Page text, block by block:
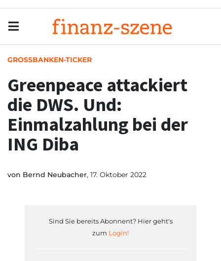
GROSSBANKEN-TICKER
Greenpeace attackiert
die DWS. Und:
Einmalzahlung bei der
ING Diba
von Bernd Neubacher, 17. Oktober 2022
Sind Sie bereits Abonnent? Hier geht's
zum Login!